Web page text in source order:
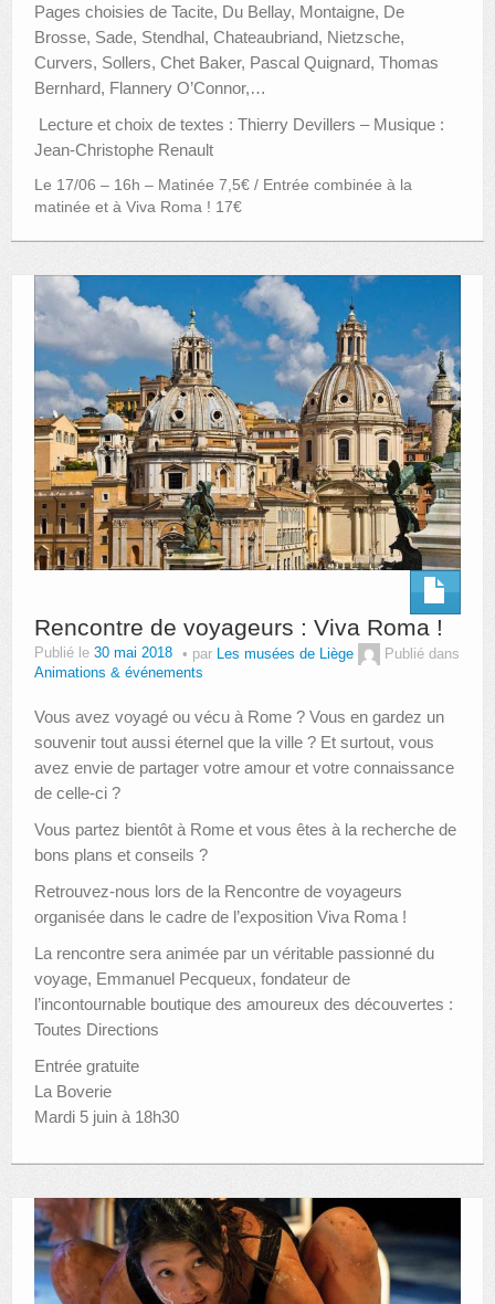
Pages choisies de Tacite, Du Bellay, Montaigne, De
Brosse, Sade, Stendhal, Chateaubriand, Nietzsche,
Curvers, Sollers, Chet Baker, Pascal Quignard, Thomas
Bernhard, Flannery O’Connor,…
Lecture et choix de textes : Thierry Devillers – Musique :
Jean-Christophe Renault
Le 17/06 – 16h – Matinée 7,5€ / Entrée combinée à la
matinée et à Viva Roma ! 17€
Rencontre de voyageurs : Viva Roma !
Publié le 30 mai 2018 par Les musées de Liège
Publié dans
Animations & événements
Vous avez voyagé ou vécu à Rome ? Vous en gardez un
souvenir tout aussi éternel que la ville ? Et surtout, vous
avez envie de partager votre amour et votre connaissance
de celle-ci ?
Vous partez bientôt à Rome et vous êtes à la recherche de
bons plans et conseils ?
Retrouvez-nous lors de la Rencontre de voyageurs
organisée dans le cadre de l’exposition Viva Roma !
La rencontre sera animée par un véritable passionné du
voyage, Emmanuel Pecqueux, fondateur de
l’incontournable boutique des amoureux des découvertes :
Toutes Directions
Entrée gratuite
La Boverie
Mardi 5 juin à 18h30